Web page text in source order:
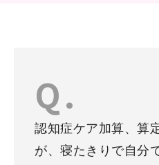
認知症ケア加算、算
が、寝たきりで自分